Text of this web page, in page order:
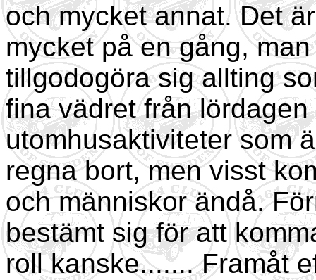
och mycket annat. Det
mycket på en gång,
tillgodogöra sig allting
fina vädret från
utomhusaktiviteter som
regna bort, men visst
och människor ändå.
bestämt sig för att
roll kanske....... Framåt